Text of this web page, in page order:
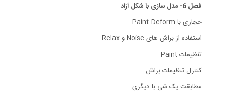
فصل 6- مدل سازی با شکل آزاد
حجاری با Paint Deform
استفاده از براش های Noise و Relax
تنظیمات Paint
کنترل تنظیمات براش
مطابقت یک شی با دیگری